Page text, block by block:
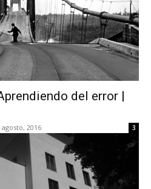
del error |
agosto, 2016 3